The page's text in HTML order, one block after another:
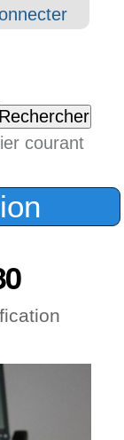
Outils
courant